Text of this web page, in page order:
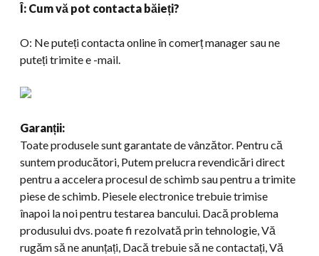
Î: Cum vă pot contacta băieți?
O: Ne puteți contacta online în comerț manager sau ne
puteți trimite e -mail.
Garanții:
Toate produsele sunt garantate de vânzător. Pentru că
suntem producători, Putem prelucra revendicări direct
pentru a accelera procesul de schimb sau pentru a trimite
piese de schimb. Piesele electronice trebuie trimise
înapoi la noi pentru testarea bancului. Dacă problema
produsului dvs. poate fi rezolvată prin tehnologie, Vă
rugăm să ne anunțați, Dacă trebuie să ne contactați, Vă